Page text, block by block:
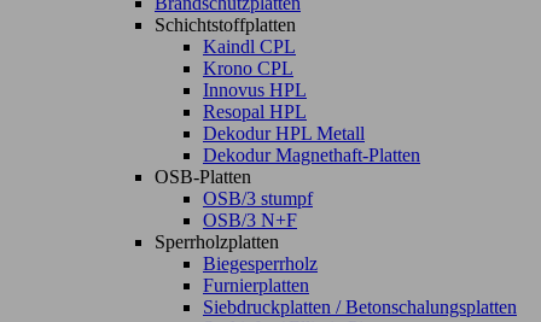
Schichtstoffplatten
Kaindl CPL
Krono CPL
Innovus HPL
Resopal HPL
Dekodur HPL Metall
Dekodur Magnethaft-Platten
OSB-Platten
OSB/3 stumpf
OSB/3 N+F
Sperrholzplatten
Biegesperrholz
Furnierplatten
Siebdruckplatten / Betonschalungsplatten